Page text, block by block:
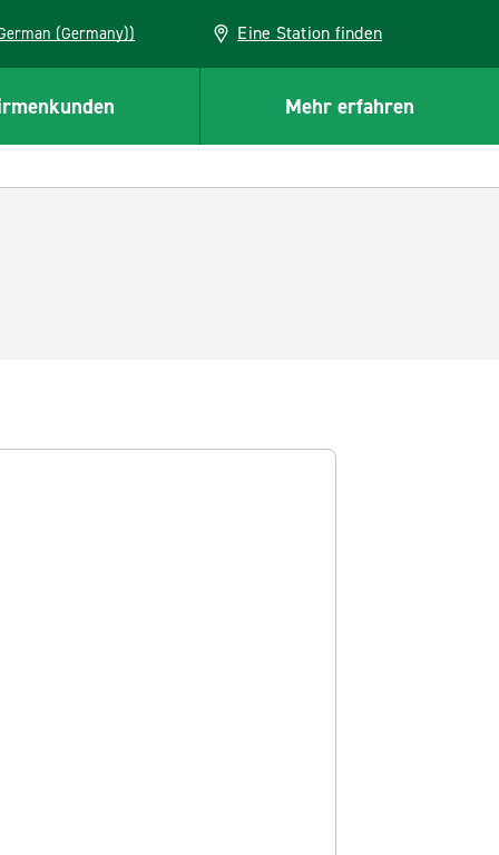
(German (Germany)) Eine Station finden
Mehr erfahren